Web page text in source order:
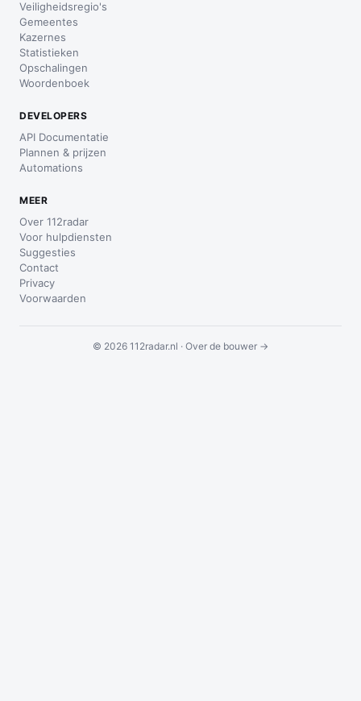
Veiligheidsregio's
Gemeentes
Kazernes
Statistieken
Opschalingen
Woordenboek
DEVELOPERS
API Documentatie
Plannen & prijzen
Automations
MEER
Over 112radar
Voor hulpdiensten
Suggesties
Contact
Privacy
Voorwaarden
© 2026 112radar.nl · Over de bouwer →